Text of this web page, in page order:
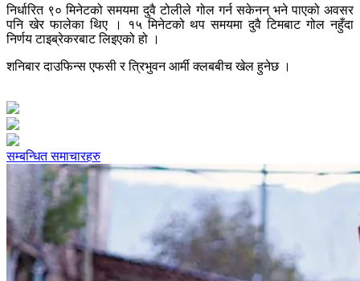
निर्धारित ९० मिनेटको समयमा दुवै टोलीले गोल गर्न सकेनन् भने पाएको अवसर
पनि खेर फालेका थिए । १५ मिनेटको थप समयमा दुवै टिमबाट गोल नहुँदा
निर्णय टाइब्रेकरबाट लिइएको हो ।
शनिबार दाउफिन्स एफसी र त्रिभुवन आर्मी क्लबबीच खेल हुनेछ ।
सम्बन्धित समाचारहरु